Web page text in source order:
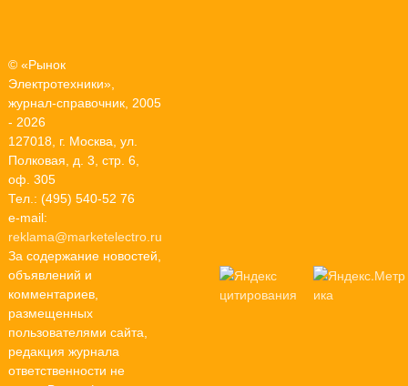
© «Рынок
Электротехники»,
журнал-справочник, 2005
- 2026
127018, г. Москва, ул.
Полковая, д. 3, стр. 6,
оф. 305
Тел.: (495) 540-52 76
e-mail:
reklama@marketelectro.ru
За содержание новостей,
объявлений и
комментариев,
размещенных
пользователями сайта,
редакция журнала
ответственности не